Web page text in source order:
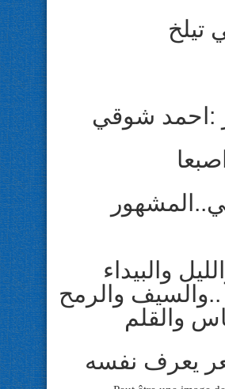
تيلخ
والبيداء
والرمح
والقلم